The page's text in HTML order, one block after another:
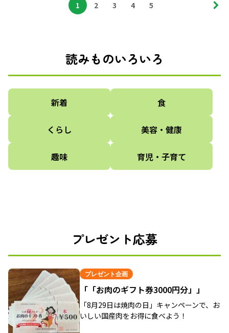
1 2 3 4 5
読みものいろいろ
新着 食
くらし 美容・健康
趣味 育児・子育て
プレゼント応募
プレゼント企画
「「お肉のギフト券3000円分」」
「8月29日は焼肉の日」キャンペーンで、お
いしい国産肉をお得に食べよう！